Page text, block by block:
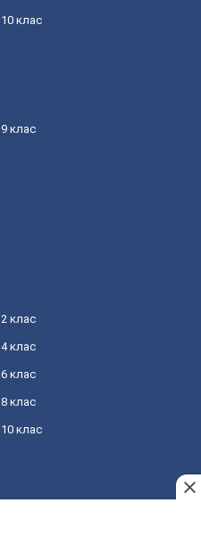
10 клас
9 клас
2 клас
4 клас
6 клас
8 клас
10 клас